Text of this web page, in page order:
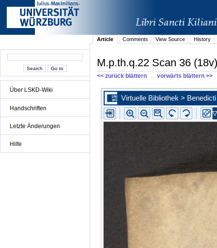
Über LSKD-Wiki
Handschriften
Letzte Änderungen
Hilfe
Article Comments View Source History
M.p.th.q.22 Scan 36 (18v)
<< zurück blättern vorwärts blättern >>